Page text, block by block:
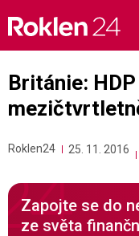
content
Británie:
Roklen24 25. 11. 2016
Zapojte se do
ze světa